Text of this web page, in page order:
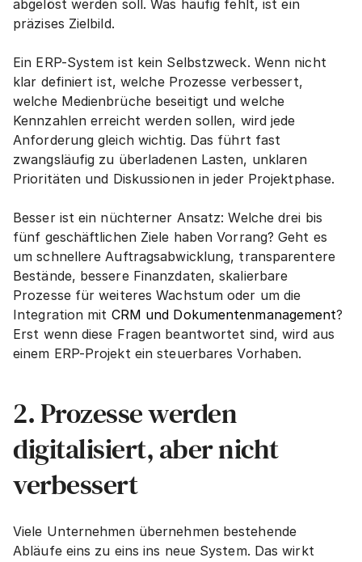
abgelöst werden soll. Was häufig fehlt, ist ein
präzises Zielbild.
Ein ERP-System ist kein Selbstzweck. Wenn nicht
klar definiert ist, welche Prozesse verbessert,
welche Medienbrüche beseitigt und welche
Kennzahlen erreicht werden sollen, wird jede
Anforderung gleich wichtig. Das führt fast
zwangsläufig zu überladenen Lasten, unklaren
Prioritäten und Diskussionen in jeder Projektphase.
Besser ist ein nüchterner Ansatz: Welche drei bis
fünf geschäftlichen Ziele haben Vorrang? Geht es
um schnellere Auftragsabwicklung, transparentere
Bestände, bessere Finanzdaten, skalierbare
Prozesse für weiteres Wachstum oder um die
Integration mit CRM und Dokumentenmanagement?
Erst wenn diese Fragen beantwortet sind, wird aus
einem ERP-Projekt ein steuerbares Vorhaben.
2. Prozesse werden
digitalisiert, aber nicht
verbessert
Viele Unternehmen übernehmen bestehende
Abläufe eins zu eins ins neue System. Das wirkt